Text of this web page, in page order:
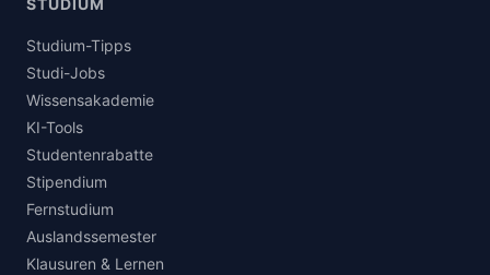
Studium-Tipps
Studi-Jobs
Wissensakademie
KI-Tools
Studentenrabatte
Stipendium
Fernstudium
Auslandssemester
Klausuren & Lernen